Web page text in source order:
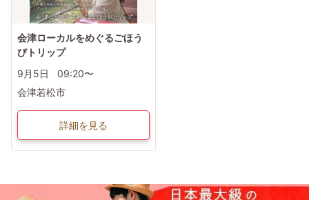
会津ローカルをめぐるごほう
びトリップ
9月5日
09:20〜
会津若松市
詳細を見る